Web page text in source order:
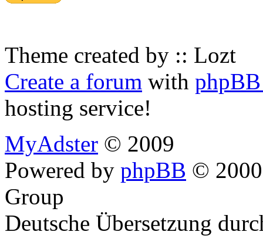
Theme created by :: Lozt
Create a forum with
hosting service!
MyAdster © 2009
Powered by phpBB ©
Group
Deutsche Übersetzung